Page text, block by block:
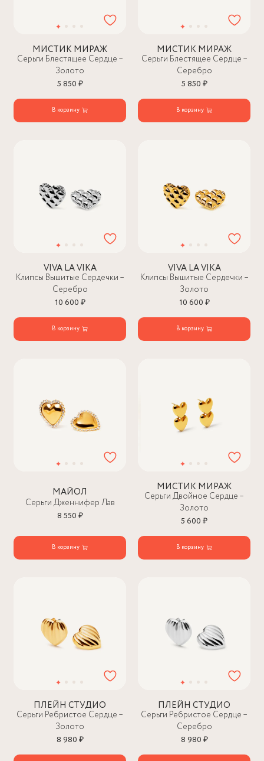
МИСТИК МИРАЖ
Серьги Блестящее Сердце –
Золото
5 850 ₽
В корзину
МИСТИК МИРАЖ
Серьги Блестящее Сердце –
Серебро
5 850 ₽
В корзину
VIVA LA VIKA
Клипсы Вышитые Сердечки –
Серебро
10 600 ₽
В корзину
VIVA LA VIKA
Клипсы Вышитые Сердечки –
Золото
10 600 ₽
В корзину
МАЙОЛ
Серьги Дженнифер Лав
8 550 ₽
В корзину
МИСТИК МИРАЖ
Серьги Двойное Сердце –
Золото
5 600 ₽
В корзину
ПЛЕЙН СТУДИО
Серьги Ребристое Сердце –
Золото
8 980 ₽
ПЛЕЙН СТУДИО
Серьги Ребристое Сердце –
Серебро
8 980 ₽